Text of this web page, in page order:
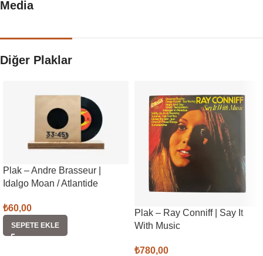
Media
Diğer Plaklar
Plak – Andre Brasseur |
Idalgo Moan / Atlantide
₺60,00
SEPETE EKLE
Plak – Ray Conniff | Say It
With Music
₺780,00